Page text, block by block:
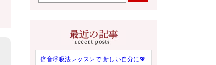
倍音呼吸法レッスンで 新しい自分に💖